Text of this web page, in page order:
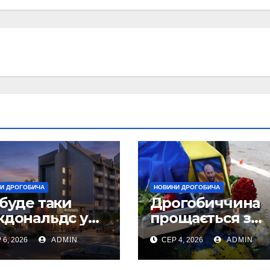
ДРОГОБИЧА
таки
у
2026 ADMIN
НОВИНИ ДРОГОБИЧА
Дрогобиччина
прощається з
полеглим
Олегом
СЕР 4, 2026 ADMIN